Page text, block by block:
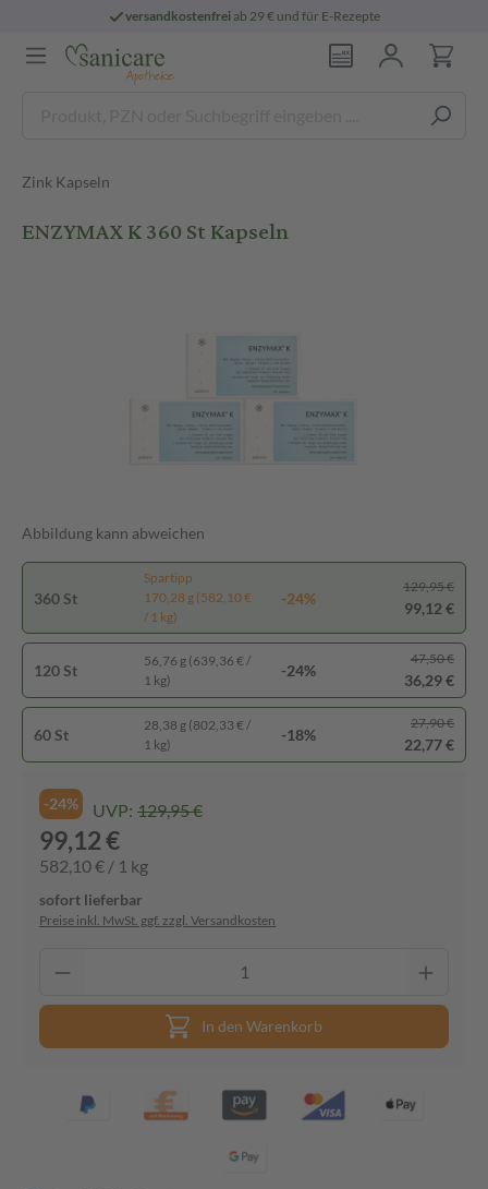
versandkostenfreiab 29 € und für E-Rezepte
Zink Kapseln
ENZYMAX K 360 St Kapseln
Abbildung kann abweichen
360 St
Spartipp
170,28 g (582,10 €
/ 1 kg)
-24%
129,95 €
99,12 €
120 St
56,76 g (639,36 € /
1 kg)
-24%
47,50 €
36,29 €
60 St
28,38 g (802,33 € /
1 kg)
-18%
27,90 €
22,77 €
-24% UVP: 129,95 €
99,12 €
582,10 € / 1 kg
sofort lieferbar
Preise inkl. MwSt. ggf. zzgl. Versandkosten
In den Warenkorb